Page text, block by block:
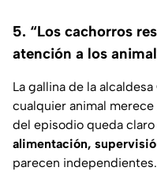
5. “Los cachorros
atención a los
La gallina de la
cualquier animal
del episodio queda
alimentación,
parecen independientes.